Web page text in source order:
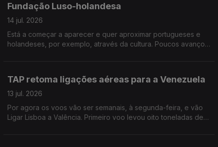
Fundação Luso-holandesa
14 jul. 2026
Está a começar a aparecer e quer aproximar portugueses e
holandeses, por exemplo, através da cultura. Poucos avanços
TAP retoma ligações aéreas para a Venezuela
13 jul. 2026
Por agora os voos vão ser semanais, à segunda-feira, e vão
Ligar Lisboa a Valência. Primeiro voo levou oito toneladas de